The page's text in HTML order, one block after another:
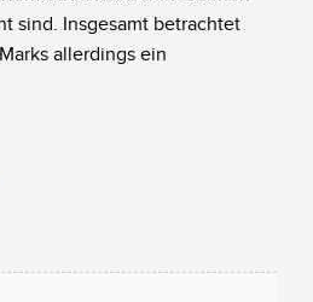
sind. Insgesamt betrachtet
allerdings ein